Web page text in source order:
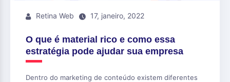
Retina Web 17, janeiro, 2022
O que é material rico e como essa
estratégia pode ajudar sua empresa
Dentro do marketing de conteúdo existem diferentes